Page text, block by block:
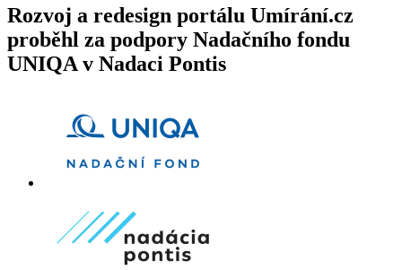
Rozvoj a redesign portálu Umírání.cz
proběhl za podpory Nadačního fondu
UNIQA v Nadaci Pontis